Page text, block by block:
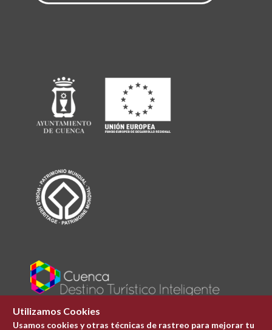
Utilizamos Cookies
Usamos cookies y otras técnicas de rastreo para mejorar tu